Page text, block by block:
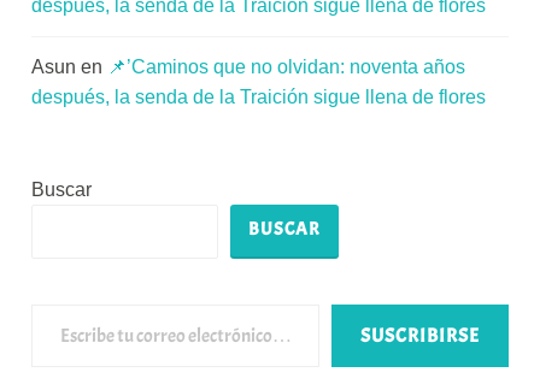
después, la senda de la Traición sigue llena de flores
Asun en 📌’Caminos que no olvidan: noventa años
después, la senda de la Traición sigue llena de flores
Buscar
BUSCAR
SUSCRIBIRSE